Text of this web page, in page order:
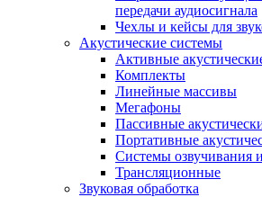
передачи аудиосигнала
Чехлы и кейсы для
Акустические системы
Активные
Комплекты
Линейные массивы
Мегафоны
Пассивные
Портативные
Системы озвучивания
Трансляционные
Звуковая обработка